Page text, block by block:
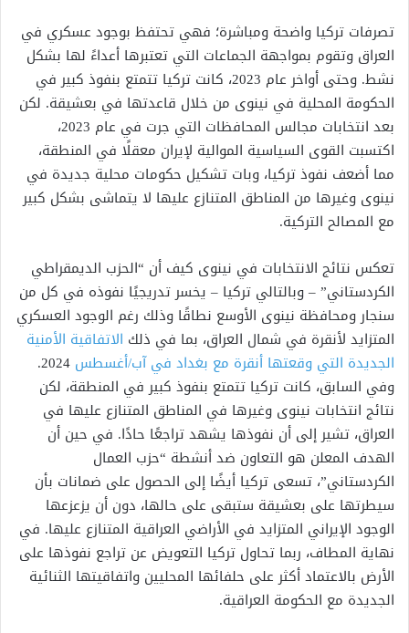
تصرفات تركيا واضحة ومباشرة؛ فهي تحتفظ بوجود عسكري في
العراق وتقوم بمواجهة الجماعات التي تعتبرها أعداءً لها بشكل
نشط. وحتى أواخر عام 2023، كانت تركيا تتمتع بنفوذ كبير في
الحكومة المحلية في نينوى من خلال قاعدتها في بعشيقة. لكن
بعد انتخابات مجالس المحافظات التي جرت في عام 2023،
اكتسبت القوى السياسية الموالية لإيران معقلًا في المنطقة،
مما أضعف نفوذ تركيا، وبات تشكيل حكومات محلية جديدة في
نينوى وغيرها من المناطق المتنازع عليها لا يتماشى بشكل كبير
مع المصالح التركية.
تعكس نتائج الانتخابات في نينوى كيف أن “الحزب الديمقراطي
الكردستاني” – وبالتالي تركيا – يخسر تدريجيًا نفوذه في كل من
سنجار ومحافظة نينوى الأوسع نطاقًا وذلك رغم الوجود العسكري
المتزايد لأنقرة في شمال العراق، بما في ذلك الاتفاقية الأمنية
الجديدة التي وقعتها أنقرة مع بغداد في آب/أغسطس
2024.
وفي السابق، كانت تركيا تتمتع بنفوذ كبير في المنطقة، لكن
نتائج انتخابات نينوى وغيرها في المناطق المتنازع عليها في
العراق، تشير إلى أن نفوذها يشهد تراجعًا حادًا. في حين أن
الهدف المعلن هو التعاون ضد أنشطة “حزب العمال
الكردستاني”، تسعى تركيا أيضًا إلى الحصول على ضمانات بأن
سيطرتها على بعشيقة ستبقى على حالها، دون أن يزعزعها
الوجود الإيراني المتزايد في الأراضي العراقية المتنازع عليها. في
نهاية المطاف، ربما تحاول تركيا التعويض عن تراجع نفوذها على
الأرض بالاعتماد أكثر على حلفائها المحليين واتفاقيتها الثنائية
الجديدة مع الحكومة العراقية.